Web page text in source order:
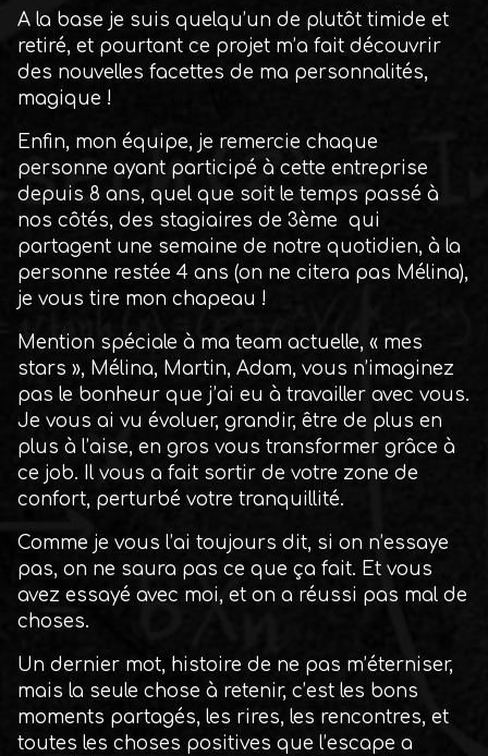
A la base je suis quelqu’un de plutôt timide et
retiré, et pourtant ce projet m’a fait découvrir
des nouvelles facettes de ma personnalités,
magique !
Enfin, mon équipe, je remercie chaque
personne ayant participé à cette entreprise
depuis 8 ans, quel que soit le temps passé à
nos côtés, des stagiaires de 3ème qui
partagent une semaine de notre quotidien, à la
personne restée 4 ans (on ne citera pas Mélina),
je vous tire mon chapeau !
Mention spéciale à ma team actuelle, « mes
stars », Mélina, Martin, Adam, vous n’imaginez
pas le bonheur que j’ai eu à travailler avec vous.
Je vous ai vu évoluer, grandir, être de plus en
plus à l’aise, en gros vous transformer grâce à
ce job. Il vous a fait sortir de votre zone de
confort, perturbé votre tranquillité.
Comme je vous l’ai toujours dit, si on n’essaye
pas, on ne saura pas ce que ça fait. Et vous
avez essayé avec moi, et on a réussi pas mal de
choses.
Un dernier mot, histoire de ne pas m’éterniser,
mais la seule chose à retenir, c’est les bons
moments partagés, les rires, les rencontres, et
toutes les choses positives que l’escape a